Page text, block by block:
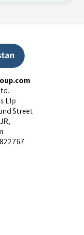
Llp
Street